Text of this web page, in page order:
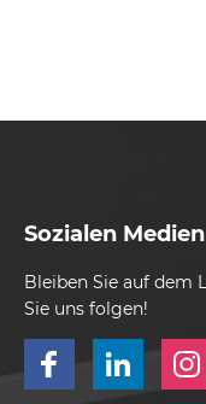
Sozialen Medien
Bleiben Sie auf dem
Sie uns folgen!